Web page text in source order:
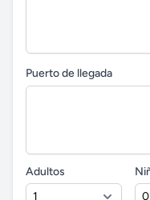
Puerto de llegada
Adultos